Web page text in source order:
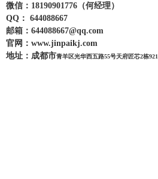
微信： 18190901776 （何经理）
QQ： 644088667
邮箱： 644088667@qq.com
官网： www.jinpaikj.com
地址： 成都市青羊区光华西五路55号天府匠芯2栋921